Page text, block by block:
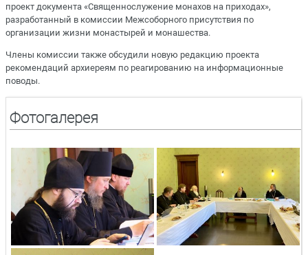
проект документа «Священнослужение монахов на приходах»,
разработанный в комиссии Межсоборного присутствия по
организации жизни монастырей и монашества.
Члены комиссии также обсудили новую редакцию проекта
рекомендаций архиереям по реагированию на информационные
поводы.
Фотогалерея